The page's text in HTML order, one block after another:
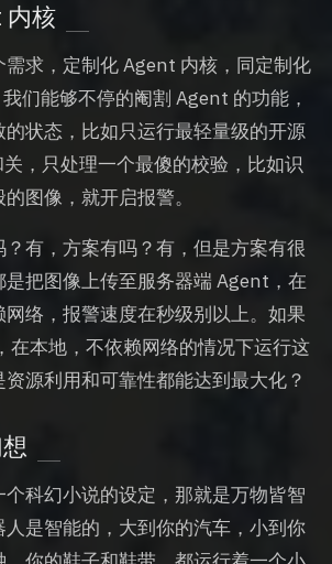
内核
求，定制化 Agent 内核，同定制化
们能够不停的阉割 Agent 的功能，
状态，比如只运行最轻量级的开源
，只处理一个最傻的校验，比如识
图像，就开启报警。
有，方案有吗？有，但是方案有很
是把图像上传至服务器端 Agent，在
络，报警速度在秒级别以上。如果
在本地，不依赖网络的情况下运行这
源利用和可靠性都能达到最大化？
科幻小说的设定，那就是万物皆智
是智能的，大到你的汽车，小到你